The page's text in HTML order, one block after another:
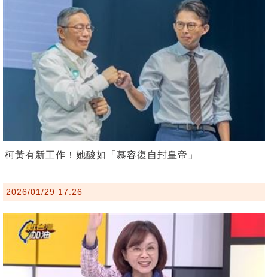
柯黃有新工作！她酸如「慕容復自封皇帝」
2026/01/29 17:26